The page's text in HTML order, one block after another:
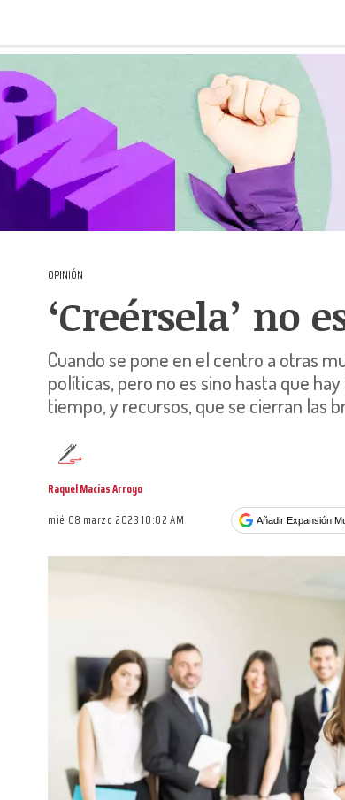
OPINIÓN
‘Creérsela’ no
Cuando se pone en el centro a otras
políticas, pero no es sino hasta que
tiempo, y recursos, que se cierran las
Raquel Macías Arroyo
mié 08 marzo 2023 10:02 AM
Añadir Expansión